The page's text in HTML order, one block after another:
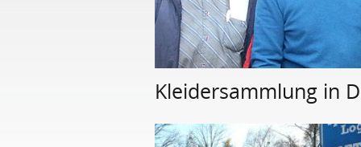
Kleidersammlung in